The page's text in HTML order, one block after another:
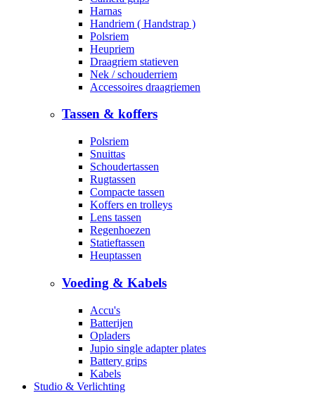
Harnas
Handriem ( Handstrap )
Polsriem
Heupriem
Draagriem statieven
Nek / schouderriem
Accessoires draagriemen
Tassen & koffers
Polsriem
Snuittas
Schoudertassen
Rugtassen
Compacte tassen
Koffers en trolleys
Lens tassen
Regenhoezen
Statieftassen
Heuptassen
Voeding & Kabels
Accu's
Batterijen
Opladers
Jupio single adapter plates
Battery grips
Kabels
Studio & Verlichting